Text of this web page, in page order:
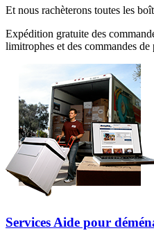
Et nous rachèterons toutes les
Expédition gratuite des
limitrophes et des commandes
Services Aide pour